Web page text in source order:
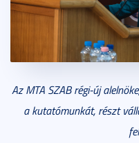
Az MTA SZAB régi-új
a kutatómunkát, részt